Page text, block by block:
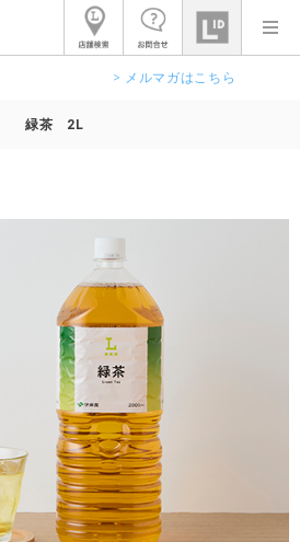
> メルマガはこちら
緑茶 2L